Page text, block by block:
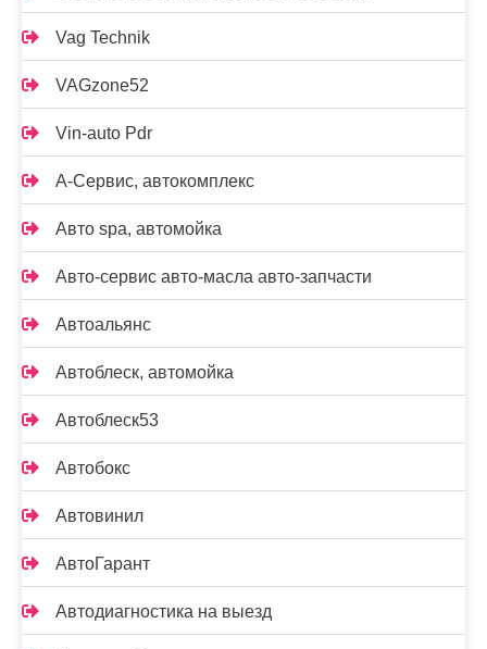
Vag Technik
VAGzone52
Vin-auto Pdr
А-Сервис, автокомплекс
Авто spa, автомойка
Авто-сервис авто-масла авто-запчасти
Автоальянс
Автоблеск, автомойка
Автоблеск53
Автобокс
Автовинил
АвтоГарант
Автодиагностика на выезд